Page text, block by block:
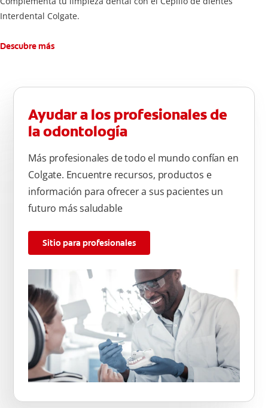
Interdental Colgate.
Descubre más
Ayudar a los profesionales de
la odontología
Más profesionales de todo el mundo confían en
Colgate. Encuentre recursos, productos e
información para ofrecer a sus pacientes un
futuro más saludable
Sitio para profesionales